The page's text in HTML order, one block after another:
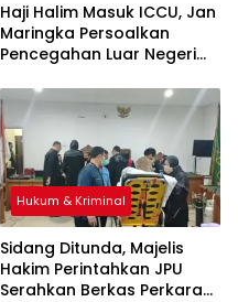
Haji Halim Masuk ICCU, Jan
Maringka Persoalkan
Pencegahan Luar Negeri
Hukum & Kriminal
Sidang Ditunda, Majelis
Hakim Perintahkan JPU
Serahkan Berkas Perkara